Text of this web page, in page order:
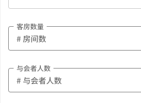
客房数量
与会者人数